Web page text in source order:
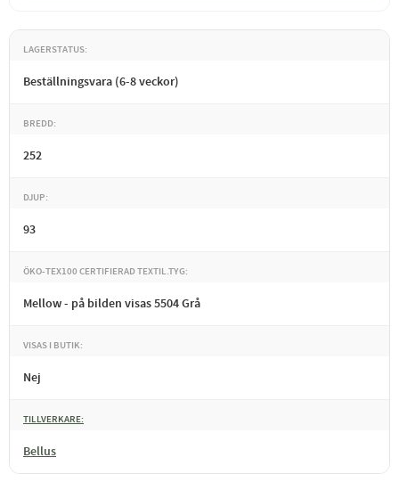
LAGERSTATUS
Beställningsvara (6-8 veckor)
BREDD
252
DJUP
93
ÖKO-TEX100 CERTIFIERAD TEXTIL.TYG
Mellow - på bilden visas 5504 Grå
VISAS I BUTIK
Nej
TILLVERKARE
Bellus